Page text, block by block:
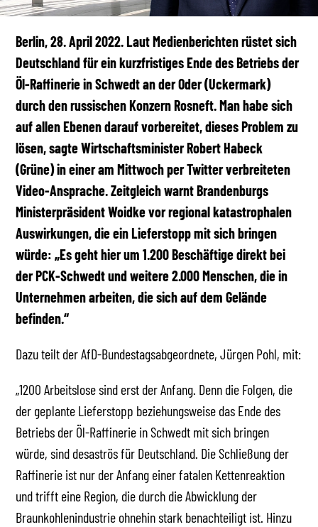
Berlin, 28. April 2022.Laut Medienberichten rüstet sich
Deutschland für ein kurzfristiges Ende des Betriebs der
Öl-Raffinerie in Schwedt an der Oder (Uckermark)
durch den russischen Konzern Rosneft. Man habe sich
auf allen Ebenen darauf vorbereitet, dieses Problem zu
lösen, sagte Wirtschaftsminister Robert Habeck
(Grüne) in einer am Mittwoch per Twitter verbreiteten
Video-Ansprache. Zeitgleich warnt Brandenburgs
Ministerpräsident Woidke vor regional katastrophalen
Auswirkungen, die ein Lieferstopp mit sich bringen
würde: „Es geht hier um 1.200 Beschäftige direkt bei
der PCK-Schwedt und weitere 2.000 Menschen, die in
Unternehmen arbeiten, die sich auf dem Gelände
befinden.“
Dazu teilt der AfD-Bundestagsabgeordnete, Jürgen Pohl, mit:
„1200 Arbeitslose sind erst der Anfang. Denn die Folgen, die
der geplante Lieferstopp beziehungsweise das Ende des
Betriebs der Öl-Raffinerie in Schwedt mit sich bringen
würde, sind desaströs für Deutschland. Die Schließung der
Raffinerie ist nur der Anfang einer fatalen Kettenreaktion
und trifft eine Region, die durch die Abwicklung der
Braunkohlenindustrie ohnehin stark benachteiligt ist. Hinzu